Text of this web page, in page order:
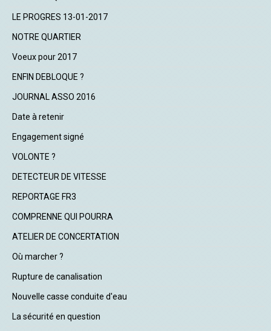
LE PROGRES 13-01-2017
NOTRE QUARTIER
Voeux pour 2017
ENFIN DEBLOQUE ?
JOURNAL ASSO 2016
Date à retenir
Engagement signé
VOLONTE ?
DETECTEUR DE VITESSE
REPORTAGE FR3
COMPRENNE QUI POURRA
ATELIER DE CONCERTATION
Où marcher ?
Rupture de canalisation
Nouvelle casse conduite d'eau
La sécurité en question